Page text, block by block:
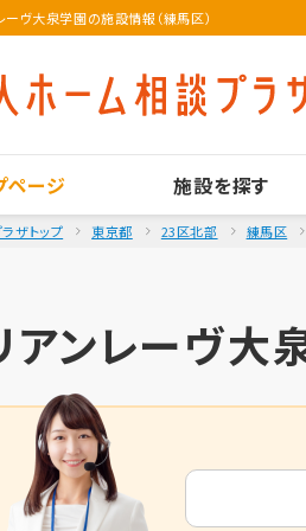
ーヴ大泉学園の施設情報（練馬区）
ページ 施設を探す
ザトップ 東京都 23区北部 練馬区
アンレーヴ大